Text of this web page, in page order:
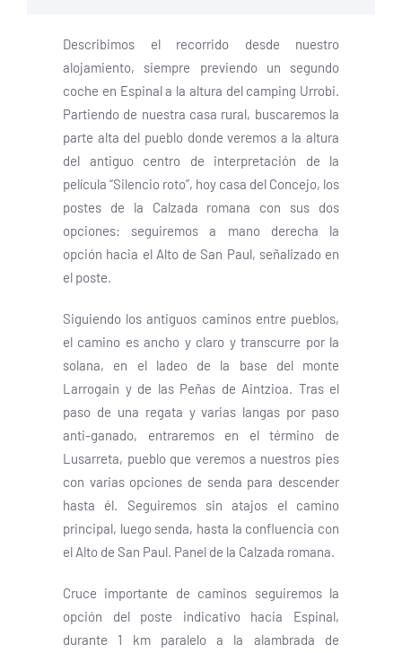
Describimos el recorrido desde nuestro
alojamiento, siempre previendo un segundo
coche en Espinal a la altura del camping Urrobi.
Partiendo de nuestra casa rural, buscaremos la
parte alta del pueblo donde veremos a la altura
del antiguo centro de interpretación de la
película “Silencio roto”, hoy casa del Concejo, los
postes de la Calzada romana con sus dos
opciones: seguiremos a mano derecha la
opción hacia el Alto de San Paul, señalizado en
el poste.
Siguiendo los antiguos caminos entre pueblos,
el camino es ancho y claro y transcurre por la
solana, en el ladeo de la base del monte
Larrogain y de las Peñas de Aintzioa. Tras el
paso de una regata y varias langas por paso
anti-ganado, entraremos en el término de
Lusarreta, pueblo que veremos a nuestros pies
con varias opciones de senda para descender
hasta él. Seguiremos sin atajos el camino
principal, luego senda, hasta la confluencia con
el Alto de San Paul. Panel de la Calzada romana.
Cruce importante de caminos seguiremos la
opción del poste indicativo hacia Espinal,
durante 1 km paralelo a la alambrada de